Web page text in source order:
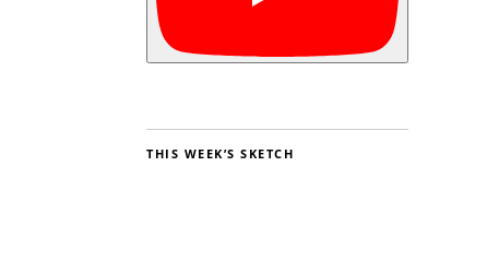
THIS WEEK’S SKETCH